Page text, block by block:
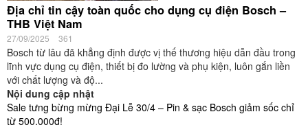
Địa chỉ tin cậy toàn quốc cho dụng cụ điện Bosch –
THB Việt Nam
27/09/2025 361
Bosch từ lâu đã khẳng định được vị thế thương hiệu dẫn đầu trong
lĩnh vực dụng cụ điện, thiết bị đo lường và phụ kiện, luôn gắn liền
với chất lượng và độ...
Nội dung cập nhật
Sale tưng bừng mừng Đại Lễ 30/4 – Pin & sạc Bosch giảm sốc chỉ
từ 500.000đ!